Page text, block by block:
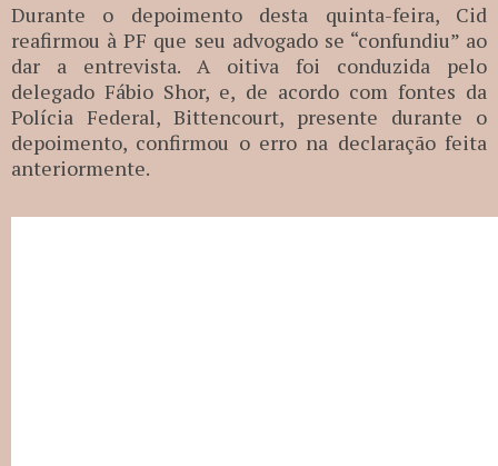
Durante o depoimento desta quinta-feira, Cid
reafirmou à PF que seu advogado se “confundiu” ao
dar a entrevista. A oitiva foi conduzida pelo
delegado Fábio Shor, e, de acordo com fontes da
Polícia Federal, Bittencourt, presente durante o
depoimento, confirmou o erro na declaração feita
anteriormente.